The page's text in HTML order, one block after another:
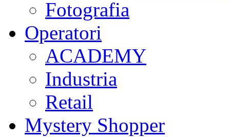
Fotografia
Operatori
ACADEMY
Industria
Retail
Mystery Shopper